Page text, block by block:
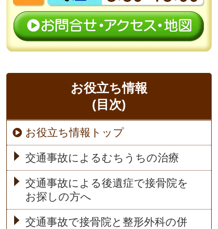
お役立ち情報
(目次)
お役立ち情報トップ
交通事故によるむちうちの治療
交通事故による後遺症で接骨院を
お探しの方へ
交通事故で接骨院と整形外科の併